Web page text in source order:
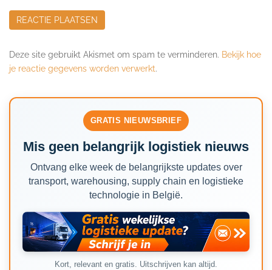
Deze site gebruikt Akismet om spam te verminderen. Bekijk hoe
je reactie gegevens worden verwerkt.
GRATIS NIEUWSBRIEF
Mis geen belangrijk logistiek nieuws
Ontvang elke week de belangrijkste updates over
transport, warehousing, supply chain en logistieke
technologie in België.
Kort, relevant en gratis. Uitschrijven kan altijd.